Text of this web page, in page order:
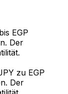
EGP
Der
zu EGP
Der